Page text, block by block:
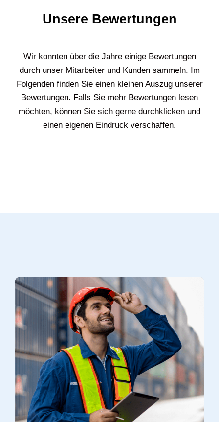
Unsere Bewertungen
Wir konnten über die Jahre einige Bewertungen
durch unser Mitarbeiter und Kunden sammeln. Im
Folgenden finden Sie einen kleinen Auszug unserer
Bewertungen. Falls Sie mehr Bewertungen lesen
möchten, können Sie sich gerne durchklicken und
einen eigenen Eindruck verschaffen.